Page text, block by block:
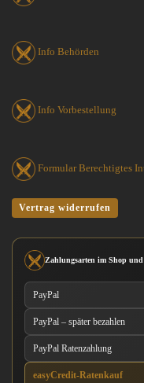
Info Behörden
Info Vorbestellung
Formular Berechtigtes
Vertrag widerrufen
Zahlungsarten im Shop
PayPal
PayPal – später bezahlen
PayPal Ratenzahlung
easyCredit-Ratenkauf